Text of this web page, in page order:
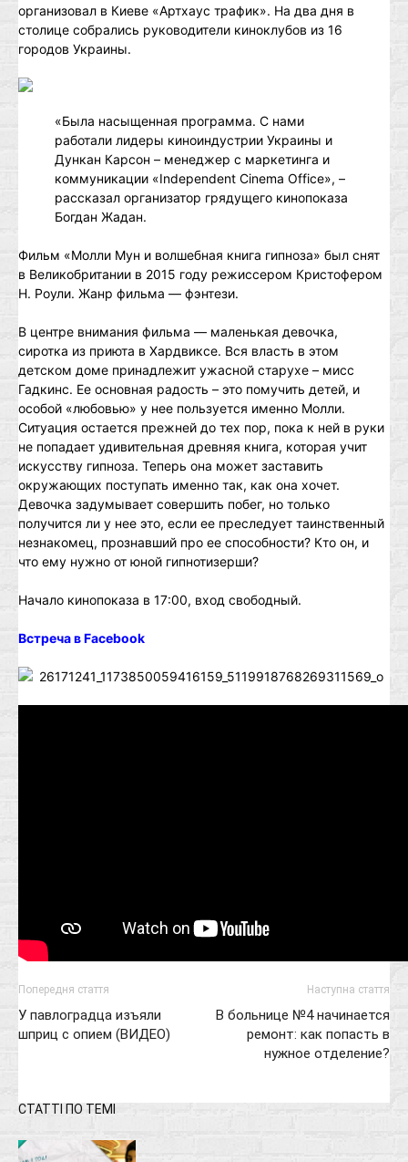
организовал в Киеве «Артхаус трафик». На два дня в
столице собрались руководители киноклубов из 16
городов Украины.
«Была насыщенная программа. С нами
работали лидеры киноиндустрии Украины и
Дункан Карсон – менеджер с маркетинга и
коммуникации «Independent Cinema Office», –
рассказал организатор грядущего кинопоказа
Богдан Жадан.
Фильм «Молли Мун и волшебная книга гипноза» был снят
в Великобритании в 2015 году режиссером Кристофером
Н. Роули. Жанр фильма — фэнтези.
В центре внимания фильма — маленькая девочка,
сиротка из приюта в Хардвиксе. Вся власть в этом
детском доме принадлежит ужасной старухе – мисс
Гадкинс. Ее основная радость – это помучить детей, и
особой «любовью» у нее пользуется именно Молли.
Ситуация остается прежней до тех пор, пока к ней в руки
не попадает удивительная древняя книга, которая учит
искусству гипноза. Теперь она может заставить
окружающих поступать именно так, как она хочет.
Девочка задумывает совершить побег, но только
получится ли у нее это, если ее преследует таинственный
незнакомец, прознавший про ее способности? Кто он, и
что ему нужно от юной гипнотизерши?
Начало кинопоказа в 17:00, вход свободный.
Встреча вFacebook
Попередня стаття
У павлоградца изъяли
шприц с опием (ВИДЕО)
Наступна стаття
В больнице №4 начинается
ремонт: как попасть в
нужное отделение?
СТАТТІ ПО ТЕМІ